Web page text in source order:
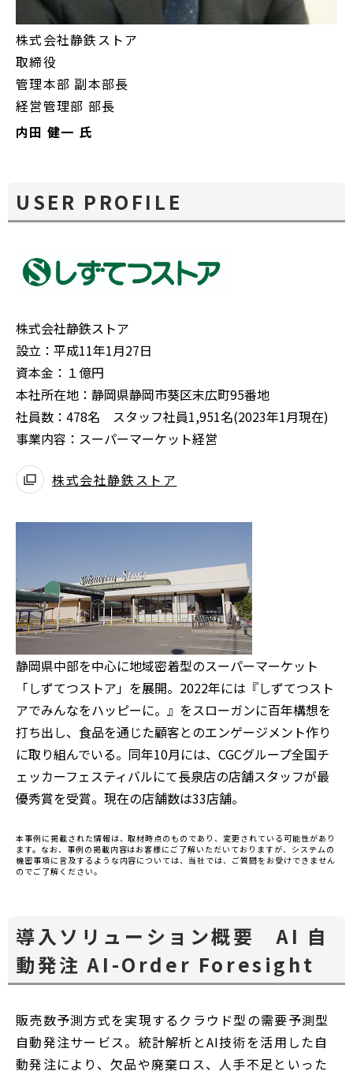
株式会社静鉄ストア
取締役
管理本部 副本部長
経営管理部 部長
内田 健一 氏
USER PROFILE
株式会社静鉄ストア
設立：平成11年1月27日
資本金：１億円
本社所在地：静岡県静岡市葵区末広町95番地
社員数：478名 スタッフ社員1,951名(2023年1月現在)
事業内容：スーパーマーケット経営
株式会社静鉄ストア
別
ウ
で
開
く
静岡県中部を中心に地域密着型のスーパーマーケット
「しずてつストア」を展開。2022年には『しずてつスト
アでみんなをハッピーに。』をスローガンに百年構想を
打ち出し、食品を通じた顧客とのエンゲージメント作り
に取り組んでいる。同年10月には、CGCグループ全国チ
ェッカーフェスティバルにて長泉店の店舗スタッフが最
優秀賞を受賞。現在の店舗数は33店舗。
本事例に掲載された情報は、取材時点のものであり、変更されている可能性があり
ます。なお、事例の掲載内容はお客様にご了解いただいておりますが、システムの
機密事項に言及するような内容については、当社では、ご質問をお受けできません
のでご了解ください。
導入ソリューション概要 AI 自
動発注 AI-Order Foresight
販売数予測方式を実現するクラウド型の需要予測型
自動発注サービス。統計解析とAI技術を活用した自
動発注により、欠品や廃棄ロス、人手不足といった